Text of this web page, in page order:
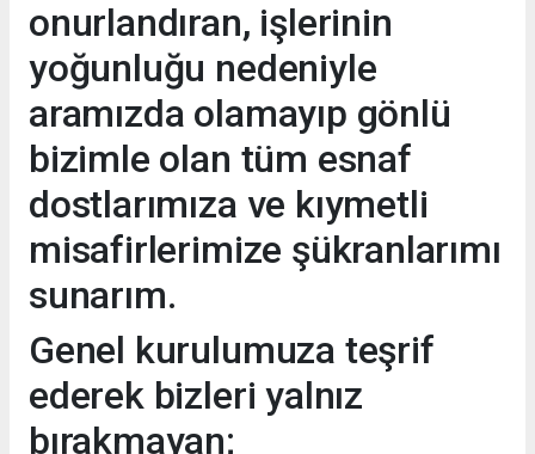
onurlandıran, işlerinin
yoğunluğu nedeniyle
aramızda olamayıp gönlü
bizimle olan tüm esnaf
dostlarımıza ve kıymetli
misafirlerimize şükranlarımı
sunarım.
Genel kurulumuza teşrif
ederek bizleri yalnız
bırakmayan;